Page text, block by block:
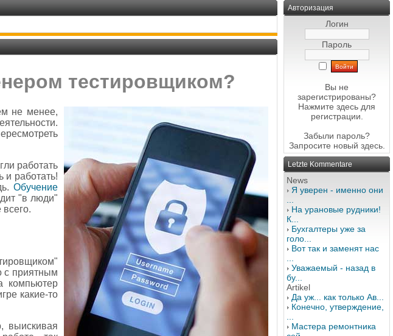
тестировщиком?
не менее,
работать
и работать!
Обучение
"в люди"
с приятным
компьютер
какие-то
выискивая
Авторизация
Логин
Пароль
Вы не
зарегистрированы?
Нажмите здесь для
регистрации.
Забыли пароль?
Запросите новый здесь.
Letzte Kommentare
News
Я уверен - именно они
На урановые рудники!
К...
Бухгалтеры уже за
голо...
Вот так и заменят нас
Уважаемый - назад в
бу...
Artikel
Да уж... как только Ав...
Конечно, утверждение,
Мастера ремонтника